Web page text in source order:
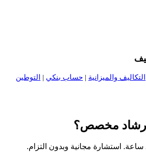
التكاليف والميزانية | حساب بنكي | التوطين
مخصص؟